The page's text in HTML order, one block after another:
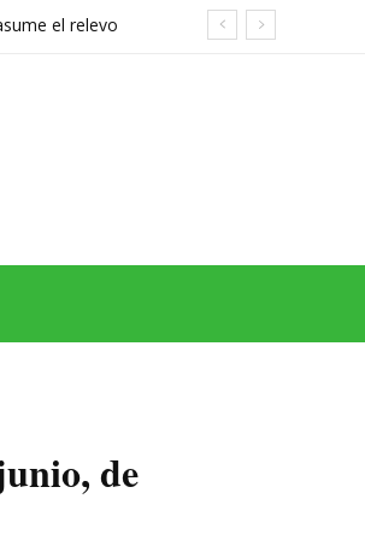
el relevo
de